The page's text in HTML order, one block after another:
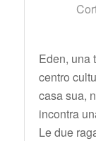
Eden, una
centro
casa sua,
incontra
Le due